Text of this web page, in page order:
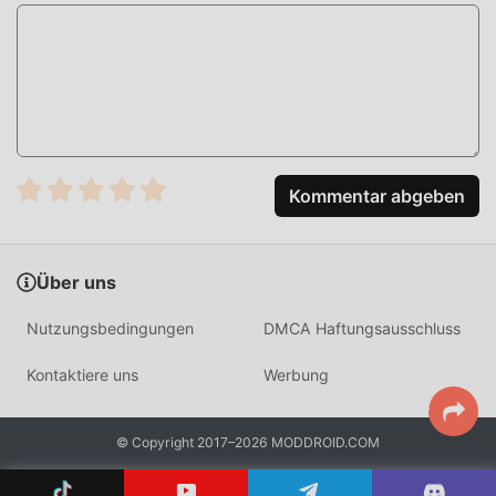
das Merkmal als auch der Spaß des Spiels ist, aber
gleichzeitig wird der Anhäufungsprozess unvermeidlich
machen die Leute müde, aber jetzt hat das Aufkommen
langweilige „Ansammeln“ wiederholen. Mods können
wodurch Sie sich darauf konzentrieren können, die Freude
am Spiel selbst zu genießen
JETZT DOWNLOADEN
Moddroid-APP zu installieren. Sie können die kostenlose
Kommentar abgeben
Über uns
Nutzungsbedingungen DMCA Haftungsausschluss
Kontaktiere uns Werbung
© Copyright 2017–2026 MODDROID.COM